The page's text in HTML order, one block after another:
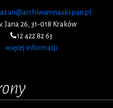
Jana 26, 31-018 Kraków
12 422 82 63
więcej informacji